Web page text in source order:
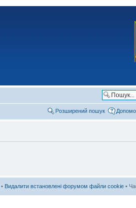
Розширений пошук
• Видалити встановлені форумом файли cookie •